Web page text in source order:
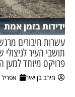
ידידות בזמן אמת
עשרות חיבורים
תושבי העיר לניצולי
פרויקט מיוחד למען
מירב בן יאיר אפריל 8, 2021